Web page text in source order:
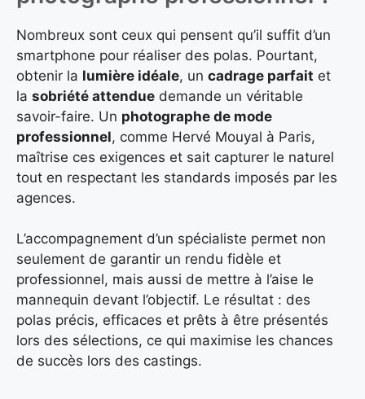
Nombreux sont ceux qui pensent qu’il suffit d’un
smartphone pour réaliser des polas. Pourtant,
obtenir la lumière idéale, un cadrage parfait et
la sobriété attendue demande un véritable
savoir-faire. Un photographe de mode
professionnel, comme Hervé Mouyal à Paris,
maîtrise ces exigences et sait capturer le naturel
tout en respectant les standards imposés par les
agences.
L’accompagnement d’un spécialiste permet non
seulement de garantir un rendu fidèle et
professionnel, mais aussi de mettre à l’aise le
mannequin devant l’objectif. Le résultat : des
polas précis, efficaces et prêts à être présentés
lors des sélections, ce qui maximise les chances
de succès lors des castings.